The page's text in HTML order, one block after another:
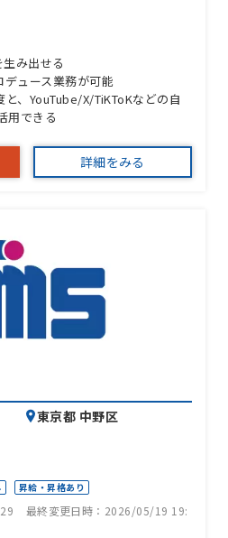
み出せる
デュース業務が可能
と、YouTube/X/TiKToKなどの自
用できる
詳細をみる
東京都 中野区
昇給・昇格あり
最終変更日時：2026/05/19 19: